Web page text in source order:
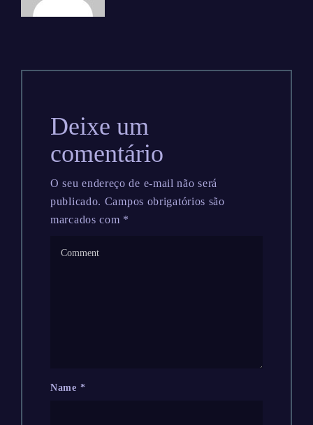
Deixe um
comentário
O seu endereço de e-mail não será
publicado. Campos obrigatórios são
marcados com *
Name *